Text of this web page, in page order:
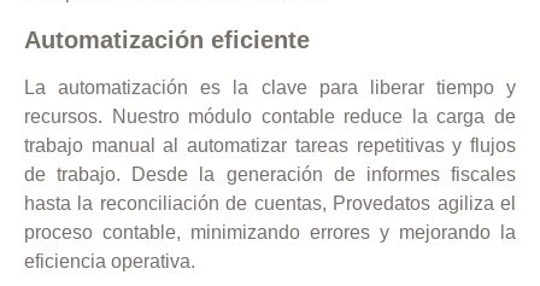
Automatización eficiente
La automatización es la clave para liberar tiempo y
recursos. Nuestro módulo contable reduce la carga de
trabajo manual al automatizar tareas repetitivas y flujos
de trabajo. Desde la generación de informes fiscales
hasta la reconciliación de cuentas, Provedatos agiliza el
proceso contable, minimizando errores y mejorando la
eficiencia operativa.